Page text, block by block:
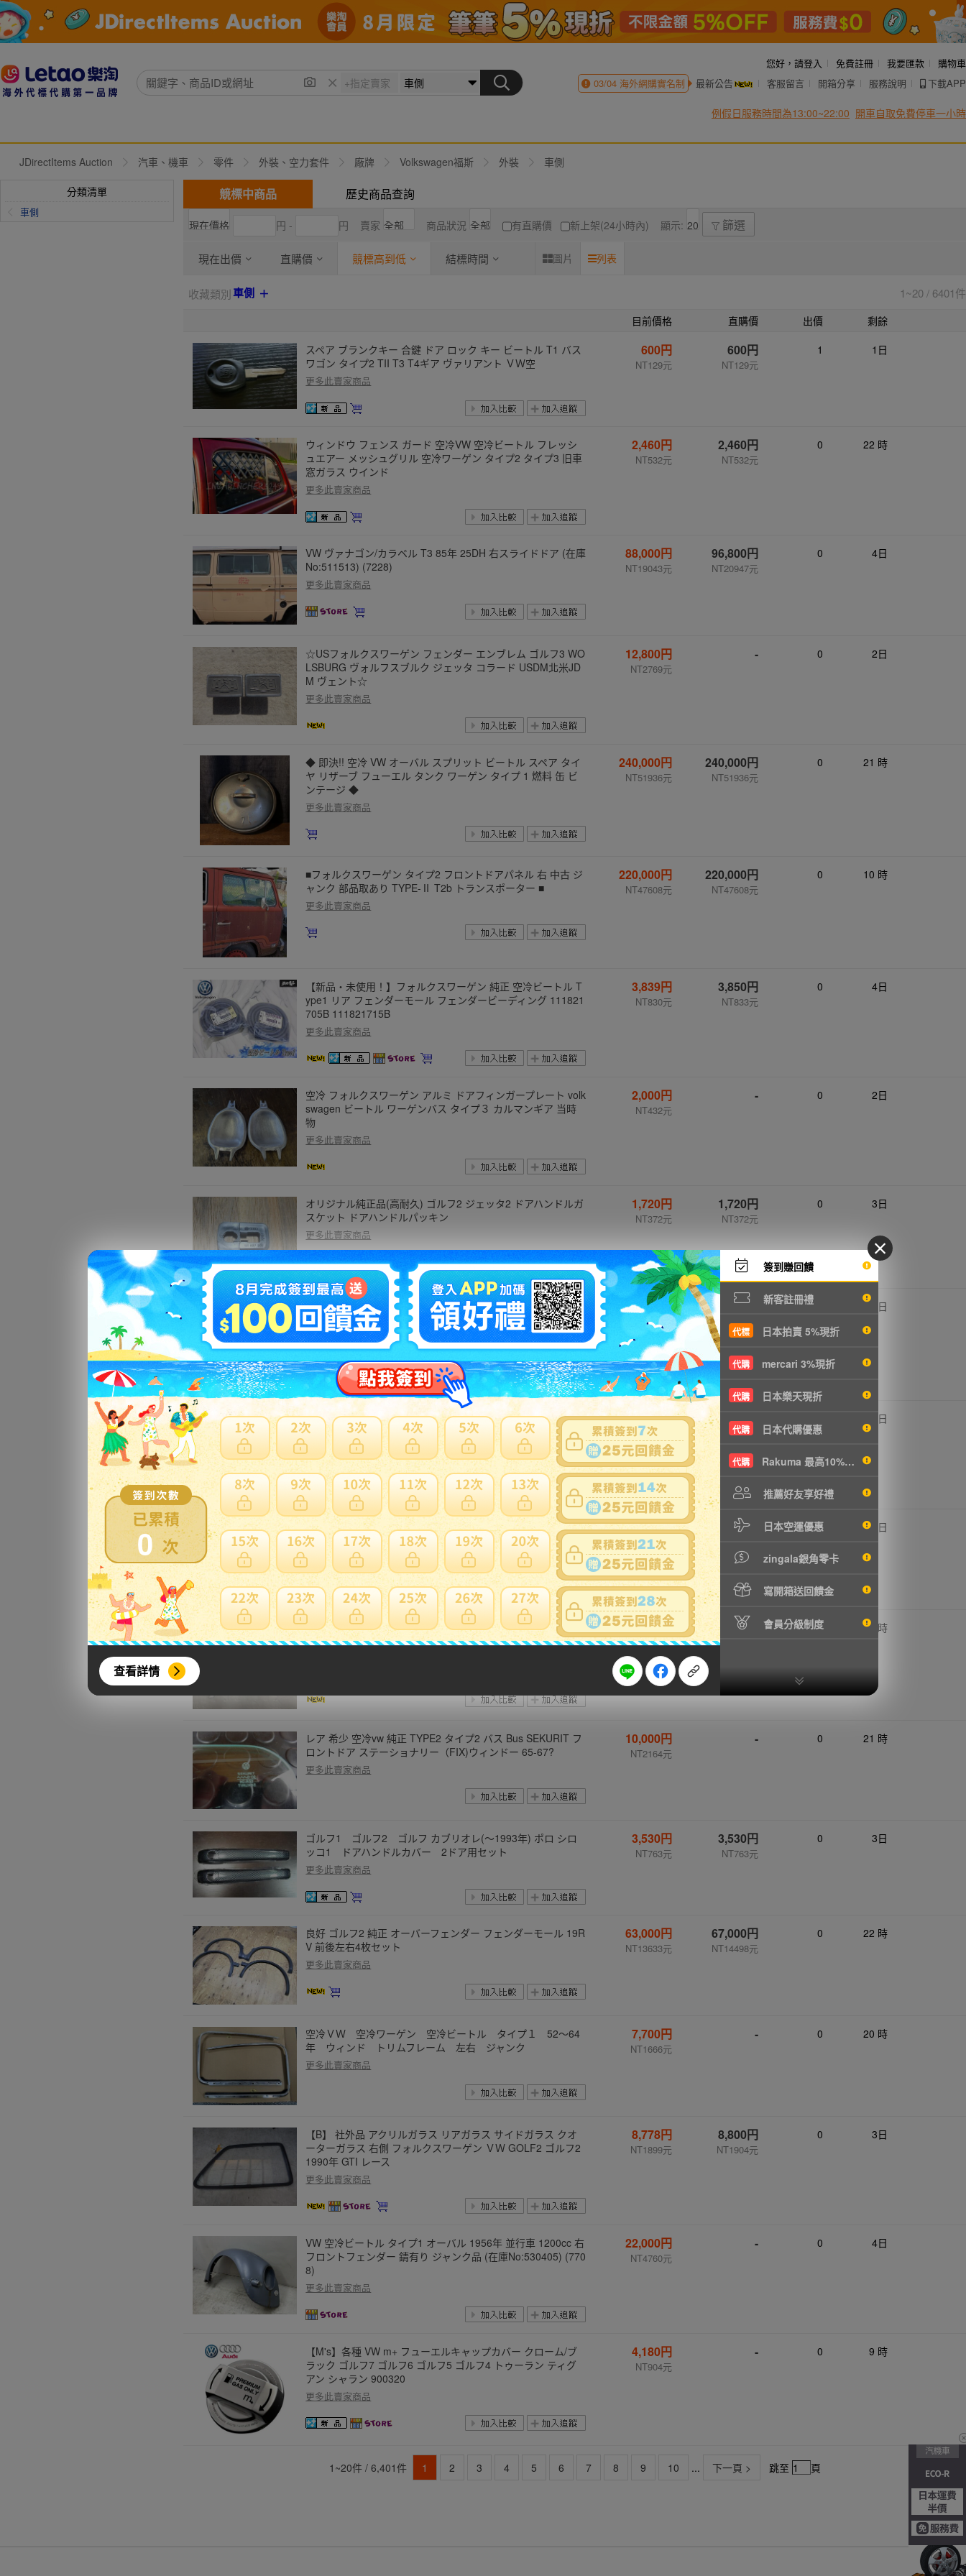
0
查看詳情
簽到賺回饋
新客註冊禮
代標 日本拍賣 5%現折
代購 mercari 3%現折
代購 日本樂天現折
代購 日本代購優惠
代購 Rakuma 最高10%現折
推薦好友享好禮
日本空運優惠
zingala銀角零卡
寫開箱送回饋金
會員分級制度
您好， 請登入 免費註冊 我要匯款
購物車
03/04海外網購實名制 最新公告 客服留言 開箱分享 服務說明 下載APP
例假日服務時間為13:00~22:00 開車自取免費停車一小時
JDirectItems Auction 汽車、機車 零件 外裝、空力套件 廠牌 Volkswagen福斯 外裝 車側
分類清單
車側
競標中商品 歷史商品查詢
円 - 円 賣家 商品狀況 有直購價 新上架(24小時內) 顯示: 篩選
現在出價 直購價 競標高到低 結標時間 圖片 列表
收藏類別車側 1~20 / 6401件
目前價格 直購價 出價
剩餘
スペア ブランクキー 合鍵 ドア ロック キー ビートル T1 バス
ワゴン タイプ2 TII T3 T4ギア ヴァリアント ＶＷ空
更多此賣家商品
600円
NT129元
600円
NT129元
1 1日
ウィンドウ フェンス ガード 空冷VW 空冷ビートル フレッシ
ュエアー メッシュグリル 空冷ワーゲン タイプ2 タイプ3 旧車
窓ガラス ウインド
更多此賣家商品
2,460円
NT532元
2,460円
NT532元
0 22 時
VW ヴァナゴン/カラベル T3 85年 25DH 右スライドドア (在庫
No:511513) (7228)
更多此賣家商品
88,000円
NT19043元
96,800円
NT20947元
0 4日
☆USフォルクスワーゲン フェンダー エンブレム ゴルフ3 WO
LSBURG ヴォルフスブルク ジェッタ コラード USDM北米JD
M ヴェント☆
更多此賣家商品
12,800円
NT2769元
- 0 2日
◆ 即決!! 空冷 VW オーバル スプリット ビートル スペア タイ
ヤ リザーブ フューエル タンク ワーゲン タイプ 1 燃料 缶 ビ
ンテージ ◆
更多此賣家商品
240,000円
NT51936元
240,000円
NT51936元
0 21 時
■フォルクスワーゲン タイプ2 フロントドアパネル 右 中古 ジ
ャンク 部品取あり TYPE-Ⅱ T2b トランスポーター ■
更多此賣家商品
220,000円
NT47608元
220,000円
NT47608元
0 10 時
【新品・未使用！】フォルクスワーゲン 純正 空冷ビートル T
ype1 リア フェンダーモール フェンダービーディング 111821
705B 111821715B
更多此賣家商品
3,839円
NT830元
3,850円
NT833元
0 4日
空冷 フォルクスワーゲン アルミ ドアフィンガープレート volk
swagen ビートル ワーゲンバス タイプ３ カルマンギア 当時
物
更多此賣家商品
2,000円
NT432元
- 0 2日
オリジナル純正品(高耐久) ゴルフ2 ジェッタ2 ドアハンドルガ
スケット ドアハンドルパッキン
更多此賣家商品
1,720円
NT372元
1,720円
NT372元
0 3日
ボディモールディングセット 7個セット 34個 クリップ付 アル
ミニウム サイド ボディ フード 1cm幅 VW空冷 T1 ワーゲン
ビートル 68-79年式
更多此賣家商品
8,500円
NT1839元
8,500円
NT1839元
1日
サイドウィンドー ベントシェード 71cm (28in ペア 2個セット
スムース テンレス スチール製 クラシック VW T1 ビートル用
全年式 ヴェント
更多此賣家商品
9,500円
NT2055元
9,500円
NT2055元
3日
改良 ゴルフ2 ジェッタ2 ルーフモール・ロアラバーシール ド
ア上部ゴムシール
更多此賣家商品
12,870円
NT2785元
12,870円 0 6日
◎空冷 VW ビートル Type-1用 フェンダースカート 左右セッ
ト 当時物 Spats スパッツ キャルルック ビンテージ アクセサ
100,000円
NT21640元
0 21 時
レア 希少 空冷vw 純正 TYPE2 タイプ2 バス Bus SEKURIT フ
ロントドア ステーショナリー（FIX)ウィンドー 65-67?
更多此賣家商品
10,000円
NT2164元
- 0 21 時
ゴルフ1 ゴルフ2 ゴルフ カブリオレ(～1993年) ポロ シロ
ッコ1 ドアハンドルカバー 2ドア用セット
更多此賣家商品
3,530円
NT763元
3,530円
NT763元
0 3日
良好 ゴルフ2 純正 オーバーフェンダー フェンダーモール 19R
V 前後左右4枚セット
更多此賣家商品
63,000円
NT13633元
67,000円
NT14498元
0 22 時
空冷ＶＷ 空冷ワーゲン 空冷ビートル タイプ１ 52〜64
年 ウィンド トリムフレーム 左右 ジャンク
更多此賣家商品
7,700円
NT1666元
- 0 20 時
【B】 社外品 アクリルガラス リアガラス サイドガラス クオ
ーターガラス 右側 フォルクスワーゲン ＶＷ GOLF2 ゴルフ2
1990年 GTI レース
更多此賣家商品
8,778円
NT1899元
8,800円
NT1904元
0 3日
VW 空冷ビートル タイプ1 オーバル 1956年 並行車 1200cc 右
フロントフェンダー 錆有り ジャンク品 (在庫No:530405) (770
8)
更多此賣家商品
22,000円
NT4760元
- 0 4日
【M's】各種 VW m+ フューエルキャップカバー クローム/ブ
ラック ゴルフ7 ゴルフ6 ゴルフ5 ゴルフ4 トゥーラン ティグ
アン シャラン 900320
更多此賣家商品
4,180円
NT904元
- 0 9 時
1~20件 / 6,401件 1 2 3 4 5 6 7 8 9 10 ... 下一頁 > 跳至 頁